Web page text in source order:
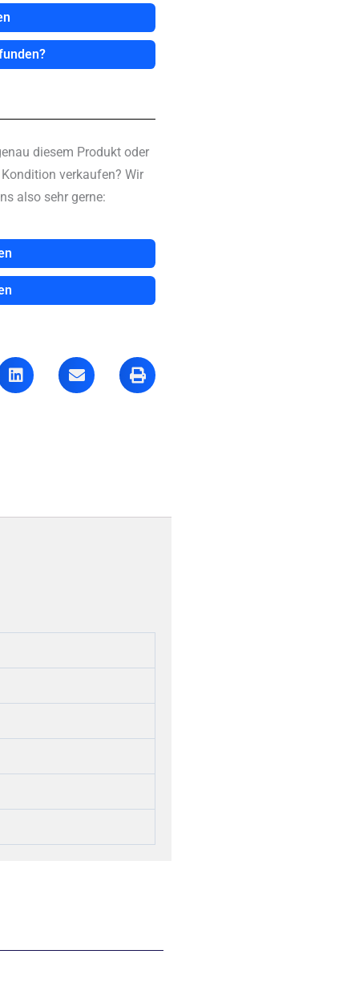
diesem Produkt oder
verkaufen? Wir
also sehr gerne: